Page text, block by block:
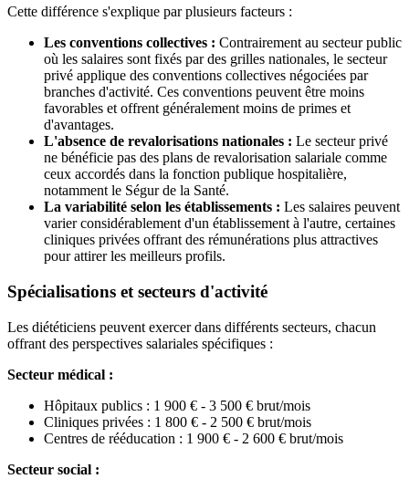
Cette différence s'explique par plusieurs facteurs :
Les conventions collectives : Contrairement au secteur public
où les salaires sont fixés par des grilles nationales, le secteur
privé applique des conventions collectives négociées par
branches d'activité. Ces conventions peuvent être moins
favorables et offrent généralement moins de primes et
d'avantages.
L'absence de revalorisations nationales : Le secteur privé
ne bénéficie pas des plans de revalorisation salariale comme
ceux accordés dans la fonction publique hospitalière,
notamment le Ségur de la Santé.
La variabilité selon les établissements : Les salaires peuvent
varier considérablement d'un établissement à l'autre, certaines
cliniques privées offrant des rémunérations plus attractives
pour attirer les meilleurs profils.
Spécialisations et secteurs d'activité
Les diététiciens peuvent exercer dans différents secteurs, chacun
offrant des perspectives salariales spécifiques :
Secteur médical :
Hôpitaux publics : 1 900 € - 3 500 € brut/mois
Cliniques privées : 1 800 € - 2 500 € brut/mois
Centres de rééducation : 1 900 € - 2 600 € brut/mois
Secteur social :